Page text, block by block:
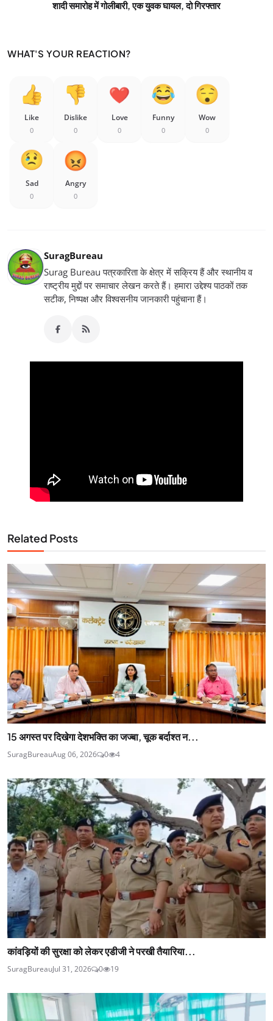
शादी समारोह में गोलीबारी, एक युवक घायल, दो गिरफ्तार
WHAT'S YOUR REACTION?
Like
0
Dislike
0
Love
0
Funny
0
Wow
0
Sad
0
Angry
0
SuragBureau
Surag Bureau पत्रकारिता के क्षेत्र में सक्रिय हैं और स्थानीय व
राष्ट्रीय मुद्दों पर समाचार लेखन करते हैं। हमारा उद्देश्य पाठकों तक
सटीक, निष्पक्ष और विश्वसनीय जानकारी पहुंचाना हैं।
Related Posts
15 अगस्त पर दिखेगा देशभक्ति का जज्बा, चूक बर्दाश्त न...
SuragBureauAug 06, 2026 0 4
कांवड़ियों की सुरक्षा को लेकर एडीजी ने परखी तैयारिया...
SuragBureauJul 31, 2026 0 19